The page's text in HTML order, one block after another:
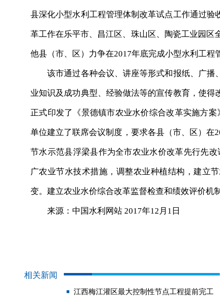
县深化小型水利工程管理体制改革试点工作通过
革工作在乐平市、昌江区、珠山区、陶瓷工业园
他县（市、区）力争在2017年底完成小型水利工程
该市通过各种会议、讲座等形式和报纸、广播
业知识及成功典型、经验做法等的宣传教育，使
正式印发了《景德镇市农业水价综合改革实施方
单位建立了联席会议制度，要求各县（市、区）
节水示范县浮梁县作为全市农业水价改革先行先
广农业节水技术措施，调整农业种植结构，建立
变。建立农业水价综合改革监督检查和绩效评价机
来源：中国水利网站 2017年12月1日
相关新闻
江西梅江灌区最大控制性节点工程提前完工